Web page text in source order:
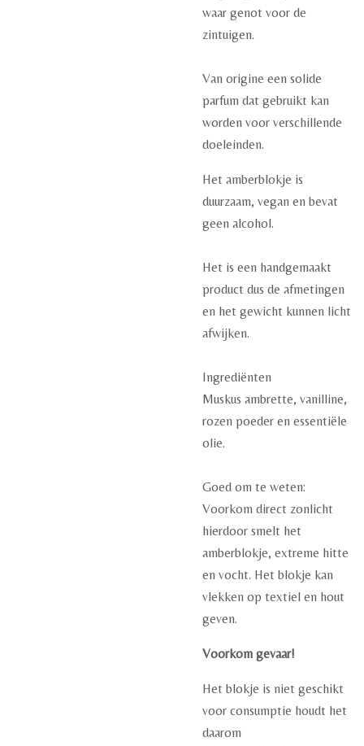
waar genot voor de
zintuigen.
Van origine een solide
parfum dat gebruikt kan
worden voor verschillende
doeleinden.
Het amberblokje is
duurzaam, vegan en bevat
geen alcohol.
Het is een handgemaakt
product dus de afmetingen
en het gewicht kunnen licht
afwijken.
Ingrediënten
Muskus ambrette, vanilline,
rozen poeder en essentiële
olie.
Goed om te weten:
Voorkom direct zonlicht
hierdoor smelt het
amberblokje, extreme hitte
en vocht. Het blokje kan
vlekken op textiel en hout
geven.
Voorkom gevaar!
Het blokje is niet geschikt
voor consumptie houdt het
daarom